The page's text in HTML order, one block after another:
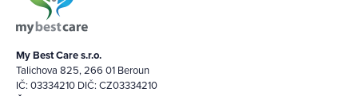
My Best Care s.r.o.
Talichova 825, 266 01 Beroun
IČ: 03334210 DIČ: CZ03334210